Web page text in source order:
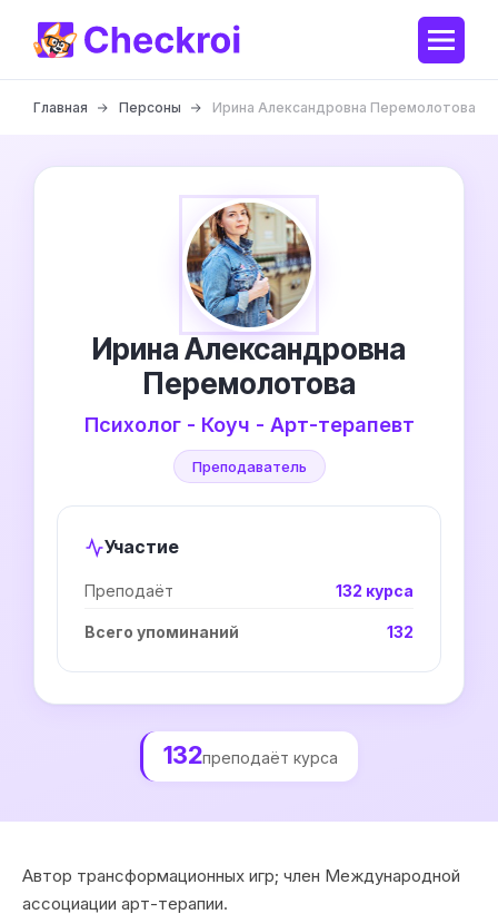
Главная Персоны Ирина Александровна Перемолотова
Ирина Александровна
Перемолотова
Психолог - Коуч - Арт-терапевт
Преподаватель
Участие
Преподаёт 132 курса
Всего упоминаний 132
132преподаёт курса
Автор трансформационных игр; член Международной
ассоциации арт-терапии.